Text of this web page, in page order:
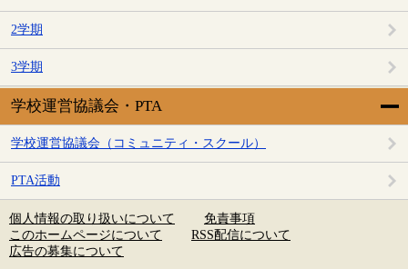
2学期
3学期
学校運営協議会・PTA
学校運営協議会（コミュニティ・スクール）
PTA活動
個人情報の取り扱いについて
免責事項
このホームページについて
RSS配信について
広告の募集について